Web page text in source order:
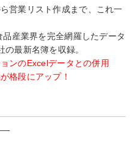
営業リスト作成まで、これ一
品産業界を完全網羅したデータ
の最新名簿を収録。
ンのExcelデータとの併用
格段にアップ！